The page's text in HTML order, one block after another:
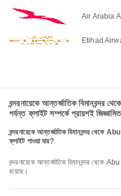
Air Arabia
Etihad
বন্দরনায়েকে আন্তর্জাতিক
পর্যন্ত ফ্লাইট সম্পর্কে প্রায়শই
বন্দরনায়েকে আন্তর্জাতিক বিমানবন্দর
ফ্লাইট পাওয়া যায়?
বন্দরনায়েকে আন্তর্জাতিক বিমানবন্দর থেকে Abu Dhabi International Airport পর্যন্ত 6টি ফ্লাইট
রয়েছে।